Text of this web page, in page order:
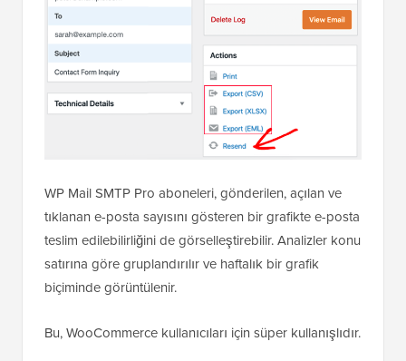
WP Mail SMTP Pro aboneleri, gönderilen, açılan ve
tıklanan e-posta sayısını gösteren bir grafikte e-posta
teslim edilebilirliğini de görselleştirebilir. Analizler konu
satırına göre gruplandırılır ve haftalık bir grafik
biçiminde görüntülenir.
Bu, WooCommerce kullanıcıları için süper kullanışlıdır.